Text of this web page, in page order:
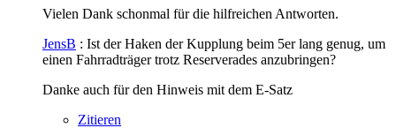
Vielen Dank schonmal für die hilfreichen Antworten.
JensB : Ist der Haken der Kupplung beim 5er lang genug, um
einen Fahrradträger trotz Reserverades anzubringen?
Danke auch für den Hinweis mit dem E-Satz
Zitieren